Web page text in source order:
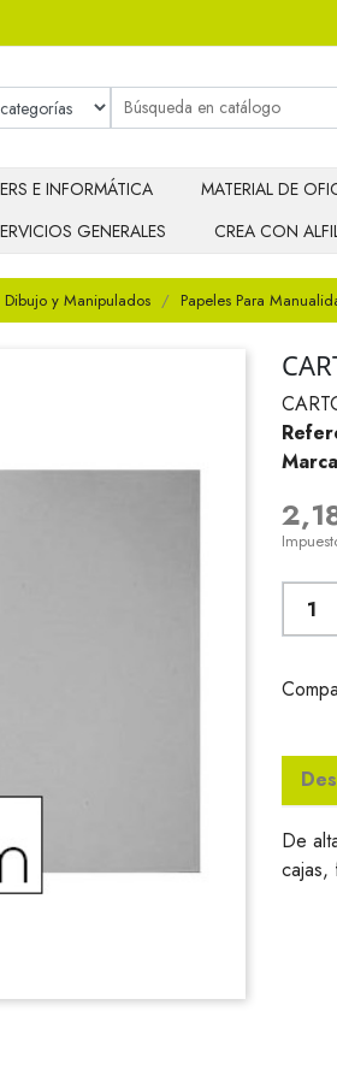
E INFORMÁTICA MATERIAL DE
GENERALES CREA CON
Dibujo y Manipulados Papeles Para
De
cajas,